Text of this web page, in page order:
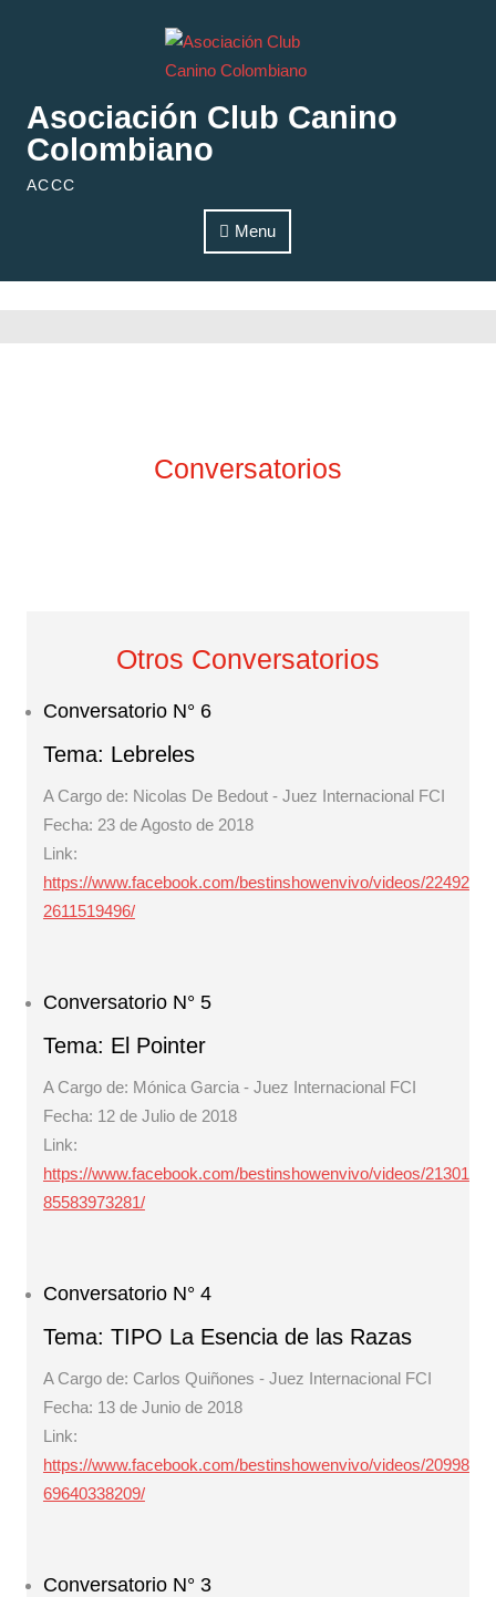
Asociación Club Canino
Colombiano
ACCC
Menu
Conversatorios
Otros Conversatorios
Conversatorio N° 6
Tema: Lebreles
A Cargo de: Nicolas De Bedout - Juez Internacional FCI
Fecha: 23 de Agosto de 2018
Link:
https://www.facebook.com/bestinshowenvivo/videos/22492
2611519496/
Conversatorio N° 5
Tema: El Pointer
A Cargo de: Mónica Garcia - Juez Internacional FCI
Fecha: 12 de Julio de 2018
Link:
https://www.facebook.com/bestinshowenvivo/videos/21301
85583973281/
Conversatorio N° 4
Tema: TIPO La Esencia de las Razas
A Cargo de: Carlos Quiñones - Juez Internacional FCI
Fecha: 13 de Junio de 2018
Link:
https://www.facebook.com/bestinshowenvivo/videos/20998
69640338209/
Conversatorio N° 3